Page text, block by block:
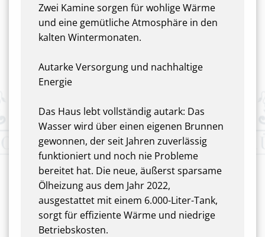
Zwei Kamine sorgen für wohlige Wärme
und eine gemütliche Atmosphäre in den
kalten Wintermonaten.
Autarke Versorgung und nachhaltige
Energie
Das Haus lebt vollständig autark: Das
Wasser wird über einen eigenen Brunnen
gewonnen, der seit Jahren zuverlässig
funktioniert und noch nie Probleme
bereitet hat. Die neue, äußerst sparsame
Ölheizung aus dem Jahr 2022,
ausgestattet mit einem 6.000-Liter-Tank,
sorgt für effiziente Wärme und niedrige
Betriebskosten.